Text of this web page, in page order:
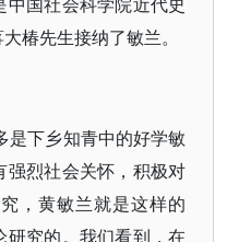
椿先生接纳了敏兰。
是下乡知青中的好学敏
烈社会关怀，积极对
，黄敏兰就是这样的
研究的。我们看到，在